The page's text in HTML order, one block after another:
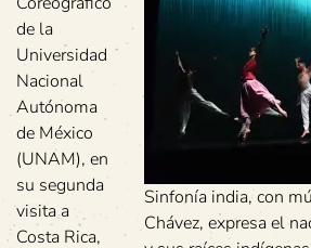
Sinfonía india, con
Chávez, expresa el
de la
Universidad
Nacional
Autónoma
de México
(UNAM), en
su segunda
visita a
Costa Rica,